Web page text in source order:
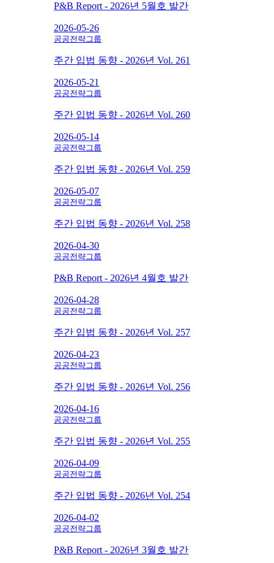
P&B Report - 2026년 5월호 발간
2026-05-26
공공전략그룹
주간 입법 동향 - 2026년 Vol. 261
2026-05-21
공공전략그룹
주간 입법 동향 - 2026년 Vol. 260
2026-05-14
공공전략그룹
주간 입법 동향 - 2026년 Vol. 259
2026-05-07
공공전략그룹
주간 입법 동향 - 2026년 Vol. 258
2026-04-30
공공전략그룹
P&B Report - 2026년 4월호 발간
2026-04-28
공공전략그룹
주간 입법 동향 - 2026년 Vol. 257
2026-04-23
공공전략그룹
주간 입법 동향 - 2026년 Vol. 256
2026-04-16
공공전략그룹
주간 입법 동향 - 2026년 Vol. 255
2026-04-09
공공전략그룹
주간 입법 동향 - 2026년 Vol. 254
2026-04-02
공공전략그룹
P&B Report - 2026년 3월호 발간